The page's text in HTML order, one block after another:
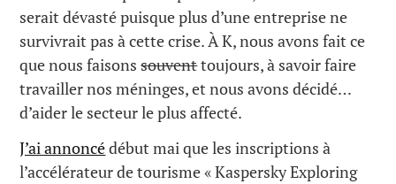
serait dévasté puisque plus d’une entreprise ne
survivrait pas à cette crise. À K, nous avons fait ce
que nous faisonssouventtoujours, à savoir faire
travailler nos méninges, et nous avons décidé…
d’aider le secteur le plus affecté.
J’ai annoncédébut mai que les inscriptions à
l’accélérateur de tourisme « Kaspersky Exploring